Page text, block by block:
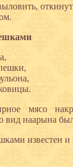
мясо
вид наарына
известен и